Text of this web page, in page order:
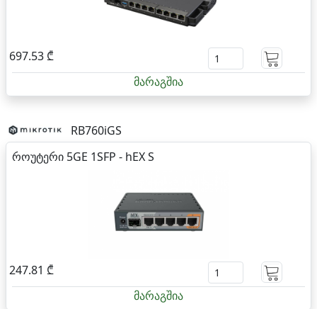
697.53 ₾
მარაგშია
RB760iGS
როუტერი 5GE 1SFP - hEX S
247.81 ₾
მარაგშია